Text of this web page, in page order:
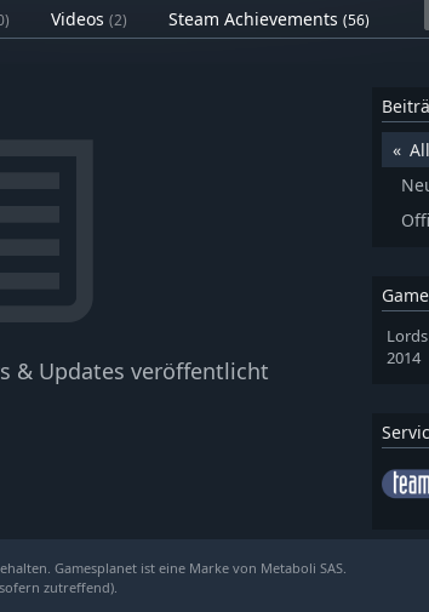
Videos (2) Steam Achievements (56)
& Updates veröffentlicht
2014
Gamesplanet ist eine Marke von Metaboli SAS.
zutreffend).